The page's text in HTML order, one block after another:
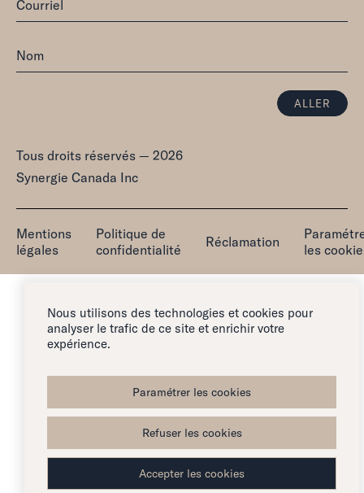
Nous utilisons des technologies et cookies pour
analyser le trafic de ce site et enrichir votre
expérience.
Paramétrer les cookies
Refuser les cookies
Accepter les cookies
Tous droits réservés — 2026
Synergie Canada Inc
Mentions
légales
Politique de
confidentialité
Réclamation
les